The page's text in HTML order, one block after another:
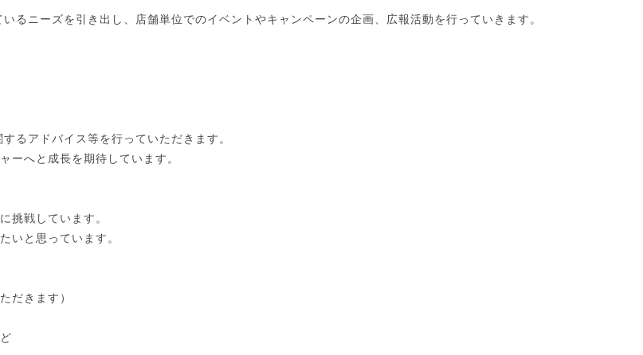
るニーズを引き出し、店舗単位でのイベントやキャンペーンの企画、広報活動を行っていきます。
るアドバイス等を行っていただきます。
ーへと成長を期待しています。
挑戦しています。
いと思っています。
ただきます）
ど